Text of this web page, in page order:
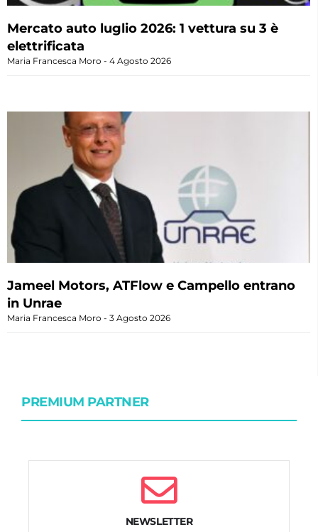
Mercato auto luglio 2026: 1 vettura su 3 è
elettrificata
Maria Francesca Moro 4 Agosto 2026
Jameel Motors, ATFlow e Campello entrano
in Unrae
Maria Francesca Moro 3 Agosto 2026
PREMIUM PARTNER
NEWSLETTER